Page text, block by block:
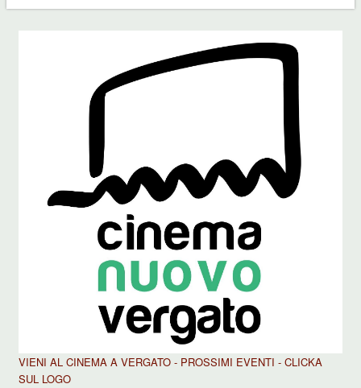
VIENI AL CINEMA A VERGATO - PROSSIMI EVENTI - CLICKA
SUL LOGO